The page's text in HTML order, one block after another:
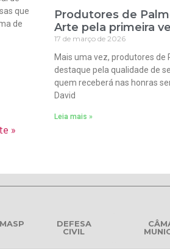
que
de
Produtores de
Arte pela primeira
17 de março de 2026
Mais uma vez, produtores de
destaque pela qualidade de
quem receberá nas honras
David
Leia mais »
»
DEFESA
CIVIL